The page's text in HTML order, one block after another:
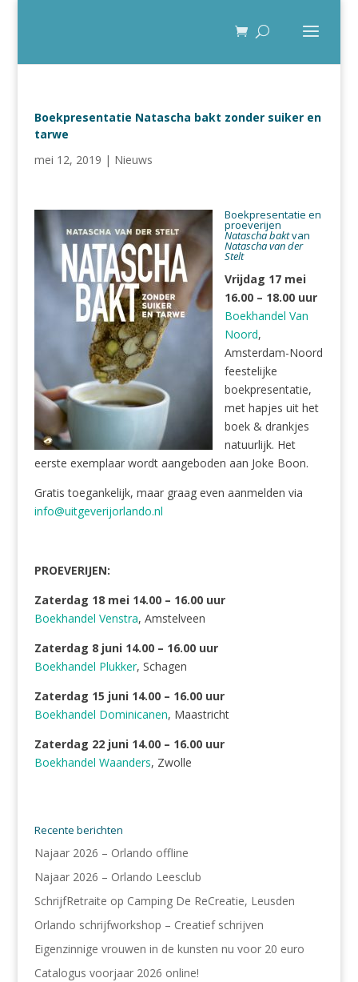
Boekpresentatie Natascha bakt zonder suiker en
tarwe
mei 12, 2019 | Nieuws
Boekpresentatie en
proeverijen
Natascha baktvan
Natascha van der
Stelt
Vrijdag 17 mei
16.00 – 18.00 uur
Boekhandel Van
Noord,
Amsterdam-Noord
feestelijke
boekpresentatie,
met hapjes uit het
boek & drankjes
natuurlijk. Het
eerste exemplaar wordt aangeboden aan Joke Boon.
Gratis toegankelijk, maar graag even aanmelden via
info@uitgeverijorlando.nl
PROEVERIJEN:
Zaterdag 18 mei 14.00 – 16.00 uur
Boekhandel Venstra, Amstelveen
Zaterdag 8 juni 14.00 – 16.00 uur
Boekhandel Plukker, Schagen
Zaterdag 15 juni 14.00 – 16.00 uur
Boekhandel Dominicanen, Maastricht
Zaterdag 22 juni 14.00 – 16.00 uur
Boekhandel Waanders, Zwolle
Recente berichten
Najaar 2026 – Orlando offline
Najaar 2026 – Orlando Leesclub
SchrijfRetraite op Camping De ReCreatie, Leusden
Orlando schrijfworkshop – Creatief schrijven
Eigenzinnige vrouwen in de kunsten nu voor 20 euro
Catalogus voorjaar 2026 online!